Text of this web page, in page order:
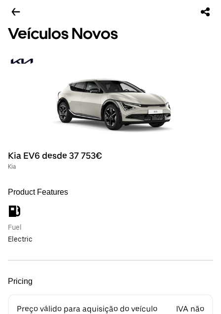
Veículos Novos
Kia EV6 desde 37 753€
Kia
Product Features
Fuel
Electric
Pricing
Preço válido para aquisição do veículo
IVA não